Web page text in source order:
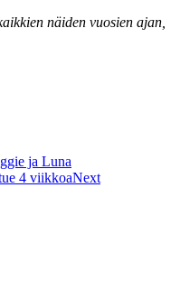
näiden vuosien ajan,
ja Luna
4 viikkoaNext